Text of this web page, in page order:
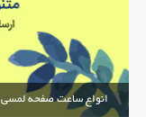
انواع ساعت صفحه لمسی